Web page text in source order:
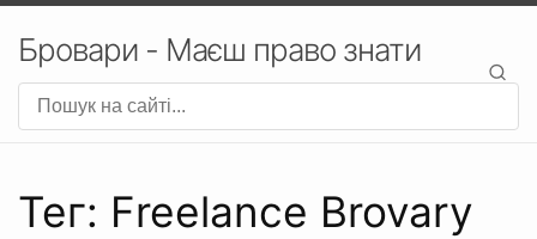
Бровари - Маєш право знати
Тег: Freelance Brovary